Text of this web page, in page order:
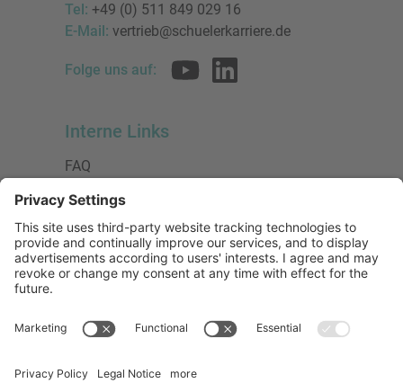
Tel: +49 (0) 511 849 029 16
E-Mail: vertrieb@schuelerkarriere.de
Folge uns auf:
Interne Links
FAQ
Datenschutzerklärung
Impressum
Presse
Urheberrecht
Mitglied bei:
Die Jungen Unternehmer